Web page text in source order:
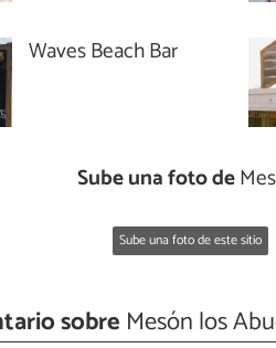
Waves Beach Bar
Sube una foto de
Sube una foto de este sitio
sobre Mesón los